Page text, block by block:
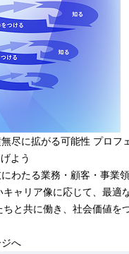
尽に拡がる可能性 プロフ
よう
わたる業務・顧客・事業
キャリア像に応じて、最適
ちと共に働き、社会価値を
へ